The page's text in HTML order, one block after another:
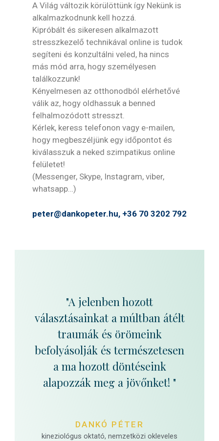
A Világ változik körülöttünk így Nekünk is
alkalmazkodnunk kell hozzá.
Kipróbált és sikeresen alkalmazott
stresszkezelő technikával online is tudok
segíteni és konzultálni veled, ha nincs
más mód arra, hogy személyesen
találkozzunk!
Kényelmesen az otthonodból elérhetővé
válik az, hogy oldhassuk a benned
felhalmozódott stresszt.
Kérlek, keress telefonon vagy e-mailen,
hogy megbeszéljünk egy időpontot és
kiválasszuk a neked szimpatikus online
felületet!
(Messenger, Skype, Instagram, viber,
whatsapp…)
peter@dankopeter.hu, +36 70 3202 792
"A jelenben hozott
választásainkat a múltban átélt
traumák és örömeink
befolyásolják és természetesen
a ma hozott döntéseink
alapozzák meg a jövőnket! "
DANKÓ PÉTER
kineziológus oktató, nemzetközi okleveles